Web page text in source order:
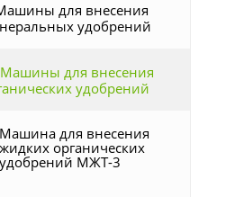
для внесения
удобрений
Машины для внесения
удобрений
Машина для внесения
жидких органических
удобрений МЖТ-3